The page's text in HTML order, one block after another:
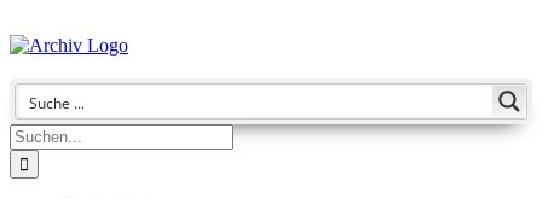
Suche
nach: